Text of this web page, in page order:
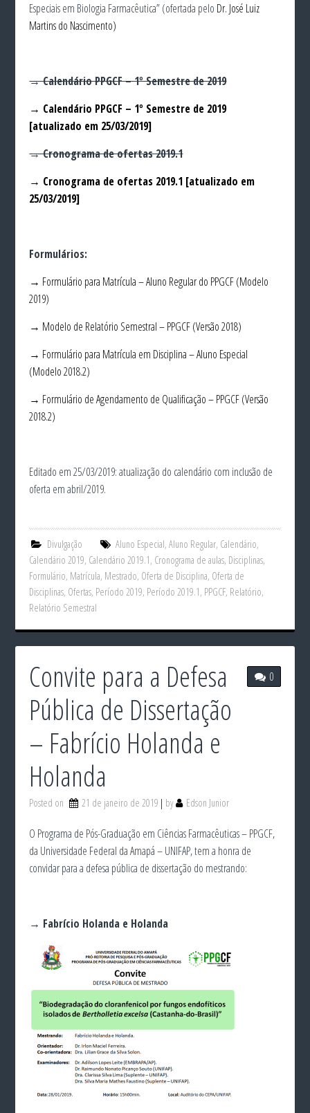
Especiais em Biologia Farmacêutica” (ofertada pelo Dr. José Luiz
Martins do Nascimento)
→ Calendário PPGCF – 1º Semestre de 2019
→ Calendário PPGCF – 1º Semestre de 2019
[atualizado em 25/03/2019]
→ Cronograma de ofertas 2019.1
→ Cronograma de ofertas 2019.1 [atualizado em
25/03/2019]
Formulários:
→ Formulário para Matrícula – Aluno Regular do PPGCF (Modelo
2019)
→ Modelo de Relatório Semestral – PPGCF (Versão 2018)
→ Formulário para Matrícula em Disciplina – Aluno Especial
(Modelo 2018.2)
→ Formulário de Agendamento de Qualificação – PPGCF (Versão
2018.2)
Editado em 25/03/2019: atualização do calendário com inclusão de
oferta em abril/2019.
Divulgação Aluno Especial, Aluno Regular, Calendário,
Calendário 2019, Calendário 2019.1, Cronograma de aulas, Disciplinas,
Formulário, Matrícula, Mestrado, Oferta de Disciplina, Oferta de
Disciplinas, Ofertas, Período 2019, Período 2019.1, PPGCF, Relatório,
Relatório Semestral
0
Convite para a Defesa
Pública de Dissertação
– Fabrício Holanda e
Holanda
Posted on 21 de janeiro de 2019 by Edson Junior
O Programa de Pós-Graduação em Ciências Farmacêuticas – PPGCF,
da Universidade Federal da Amapá – UNIFAP, tem a honra de
convidar para a defesa pública de dissertação do mestrando:
→ Fabrício Holanda e Holanda